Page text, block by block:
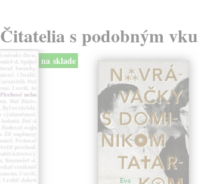
Čitatelia s podobným
na sklade